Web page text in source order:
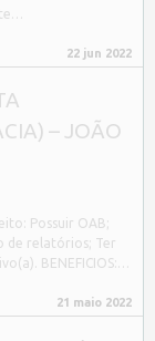
22 jun 2022
– JOÃO
Possuir OAB;
de relatórios; Ter
BENEFICIOS:…
21 maio 2022